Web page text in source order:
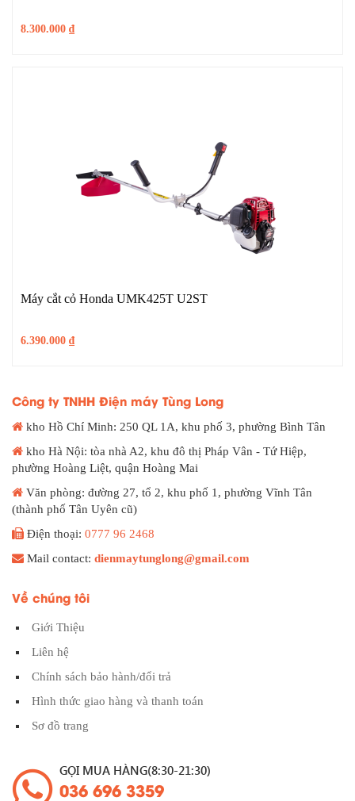
8.300.000 ₫
Máy cắt cỏ Honda UMK425T U2ST
6.390.000 ₫
Công ty TNHH Điện máy Tùng Long
kho Hồ Chí Minh: 250 QL 1A, khu phố 3, phường Bình Tân
kho Hà Nội: tòa nhà A2, khu đô thị Pháp Vân - Tứ Hiệp,
phường Hoàng Liệt, quận Hoàng Mai
Văn phòng: đường 27, tổ 2, khu phố 1, phường Vĩnh Tân
(thành phố Tân Uyên cũ)
Điện thoại: 0777 96 2468
Mail contact: dienmaytunglong@gmail.com
Về chúng tôi
Giới Thiệu
Liên hệ
Chính sách bảo hành/đổi trả
Hình thức giao hàng và thanh toán
Sơ đồ trang
GỌI MUA HÀNG(8:30-21:30)
036 696 3359